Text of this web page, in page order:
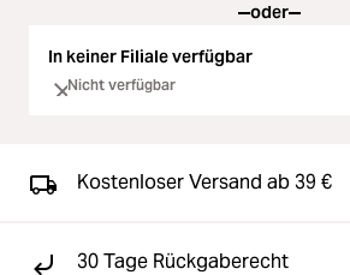
Loading... oder
In keiner Filiale verfügbar
Nicht verfügbar
Kostenloser Versand ab 39 €
30 Tage Rückgaberecht